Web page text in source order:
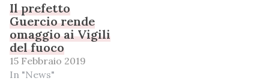
Il prefetto
Guercio rende
omaggio ai Vigili
del fuoco
15 Febbraio 2019
In "News"